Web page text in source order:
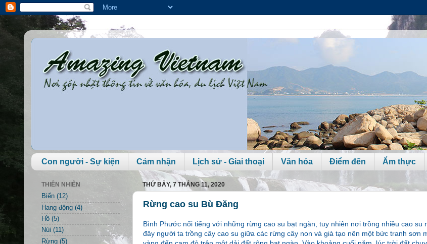
Con người - Sự kiện Cảm nhận Lịch sử - Giai thoại Văn hóa Điểm đến Ẩm thực
THỨ BẢY, 7 THÁNG 11, 2020
Rừng cao su Bù Đăng
Bình Phước nổi tiếng với những rừng cao su bạt ngàn, tuy nhiên nơi trồng nhiều cao su
đây người ta trồng cây cao su giữa các rừng cây non và già tạo nên một bức tranh sơn
THIÊN NHIÊN
Biển (12)
Hang động (4)
Hồ (5)
Núi (11)
Rừng (5)